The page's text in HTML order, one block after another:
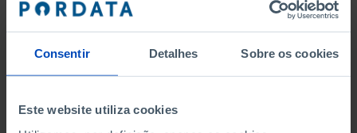
Consentir Detalhes Sobre os cookies
Este website utiliza cookies
PROTEÇÃO SOCIAL
TURISMO